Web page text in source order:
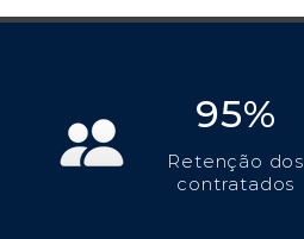
95%
Retenção dos
contratados